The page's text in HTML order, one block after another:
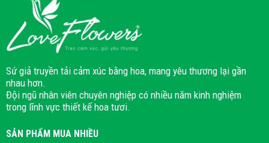
Sứ giả truyền tải cảm xúc bằng hoa, mang yêu thương lại gần
nhau hơn.
Đội ngũ nhân viên chuyên nghiệp có nhiều năm kinh nghiệm
trong lĩnh vực thiết kế hoa tươi.
SẢN PHẨM MUA NHIỀU